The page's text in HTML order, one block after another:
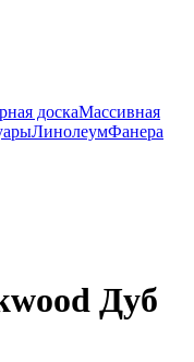
доскаМассивная
ЛинолеумФанера
Дуб